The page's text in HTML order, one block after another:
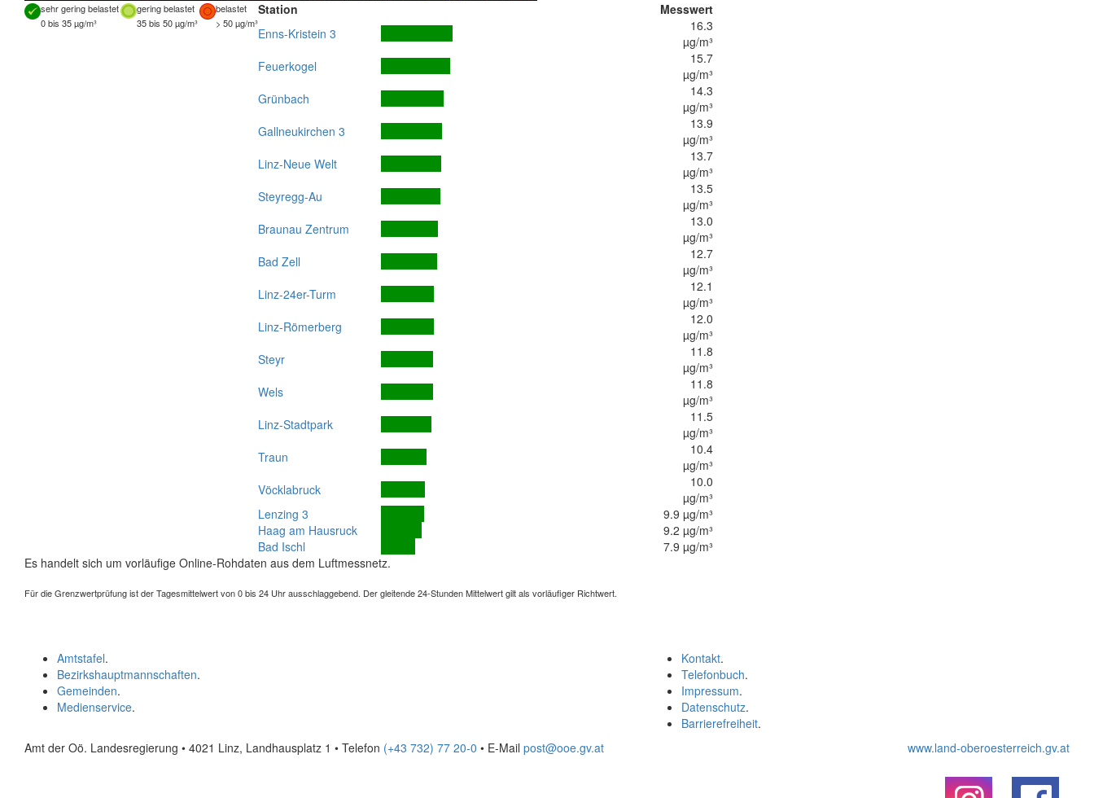
sehr gering belastet gering belastet
belastet
0 bis 35 µg/m³
35 bis 50 µg/m³ > 50 µg/m³
Station
Messwert
Enns-Kristein 3
16.3
µg/m³
Feuerkogel
15.7
µg/m³
Grünbach
14.3
µg/m³
Gallneukirchen 3
13.9
µg/m³
Linz-Neue Welt
13.7
µg/m³
Steyregg-Au
13.5
µg/m³
Braunau Zentrum
13.0
µg/m³
Bad Zell
12.7
µg/m³
Linz-24er-Turm
12.1
µg/m³
Linz-Römerberg
12.0
µg/m³
Steyr
11.8
µg/m³
Wels
11.8
µg/m³
Linz-Stadtpark
11.5
µg/m³
Traun
10.4
µg/m³
Vöcklabruck
10.0
µg/m³
Lenzing 3
9.9 µg/m³
Haag am Hausruck
9.2 µg/m³
Bad Ischl
7.9 µg/m³
Es handelt sich um vorläufige Online-Rohdaten aus dem Luftmessnetz.
Für die Grenzwertprüfung ist der Tagesmittelwert von 0 bis 24 Uhr ausschlaggebend. Der gleitende 24-Stunden Mittelwert gilt als vorläufiger Richtwert.
Kontakt.
Telefonbuch.
Impressum.
Datenschutz.
Barrierefreiheit.
Amtstafel.
Bezirkshauptmannschaften.
Gemeinden.
Medienservice.
Amt der Oö. Landesregierung • 4021 Linz, Landhausplatz 1 • Telefon (+43 732) 77 20-0 • E-Mail post@ooe.gv.at www.land-oberoesterreich.gv.at